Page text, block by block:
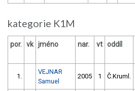
kategorie K1M
por. vk jméno nar. vt oddíl
1.
VEJNAR
Samuel
2005 1 Č.Kruml.